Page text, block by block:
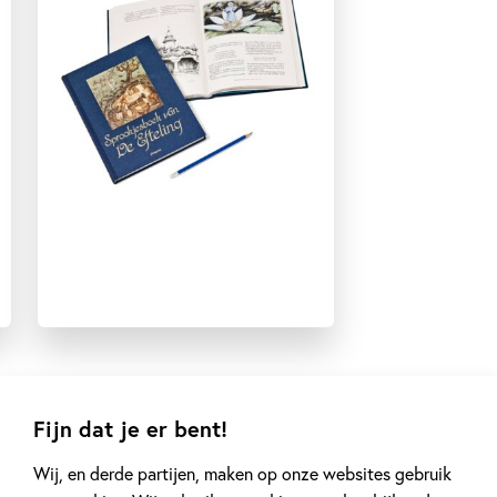
Fijn dat je er bent!
Wij, en derde partijen, maken op onze websites gebruik
Voorleesboeken
Gerelateerde artikelen